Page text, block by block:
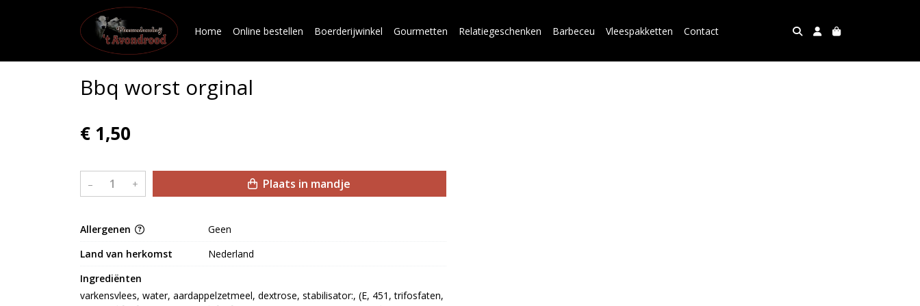
Home Online bestellen Boerderijwinkel Gourmetten Relatiegeschenken Barbeceu Vleespakketten Contact
Bbq worst orginal
€ 1,50
– + Plaats in mandje
Allergenen
Geen
Land van herkomst
Nederland
Ingrediënten
varkensvlees, water, aardappelzetmeel, dextrose, stabilisator:, (E, 451, trifosfaten,